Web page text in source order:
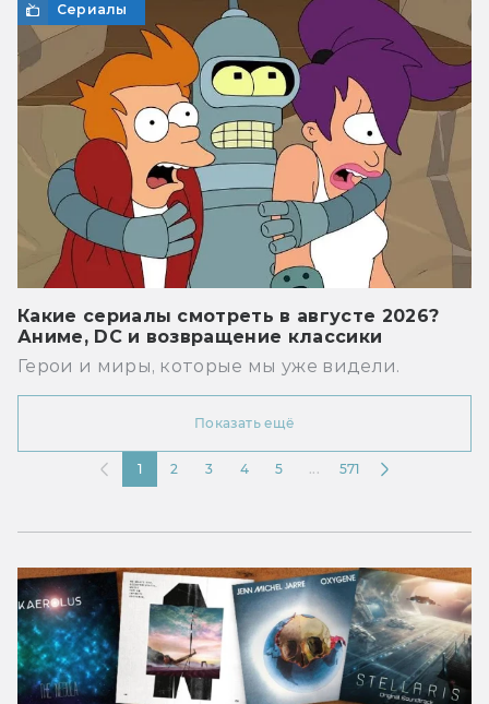
Сериалы
Какие сериалы смотреть в августе 2026?
Аниме, DC и возвращение классики
Герои и миры, которые мы уже видели.
Показать ещё
1 2 3 4 5 571
...